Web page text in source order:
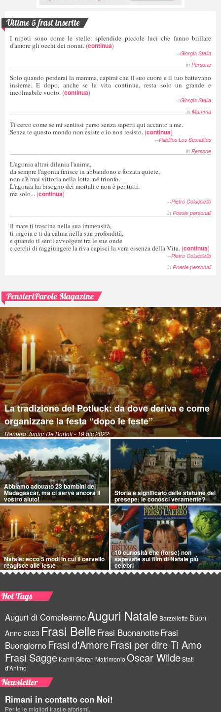
Ultime 5 frasi inserite
I nipoti sono come le stelle: splendide piccole luci che fanno brillare
d'amore gli occhi dei nonni. (continua)
--Giorgia Stella
in Persone
Solo quando perderai la mamma, capirai che il suo cuore e il tuo battevano
insieme. E dopo, anche se la vita continua, resta solo un grande e
incolmabile vuoto. (continua)
--Giorgia Stella
in Mamma
Ti cerco come se mi sentissi perso senza saperti qui accanto a me.
Senza te questo mondo non esiste e io non resisto. (continua)
--Pablitos Los Sconditos
in Persone
L'agonia altrui dilania l'anima,
da sempre l'agonia finisce in abbandono e forzata quiete,
non c'è mai vittoria nella lotta, né trionfo.
L'agonia ha bisogno dei mortali e non è per tutti,
ma solo... (continua)
--Pietro Colucciello
in Poesie personali
Il mare ti trascina nella sua immensità,
ti ingoia e ti da calma nella sua profondità,
e quando ti senti avvolgere tra le sue onde
e cerchi di raggiungere la riva capisci la vera essenza della Vita. (continua)
--Pietro Colucciello
in Poesie personali
PensieriParole Magazine
La tradizione del Potluck: da dove deriva e come
organizzare la festa “dopo le feste”
Raniero Junior De Bortoli- 19 dic 2022
Abbiamo adottato 23 bambini del
Madagascar, ma ci serve ancora il
vostro aiuto!
Storia e significato delle statuine del
presepe: le conosci veramente?
Natale: ecco 5 modi in cui il cervello
reagisce alle feste
10 curiosità che (forse) non
sapevate sui film di Natale più
celebri
Hot Tags
Auguri di CompleannoAuguri Natale Barzellette Buon
Anno 2023 Frasi BelleFrasi BuonanotteFrasi
BuongiornoFrasi d'AmoreFrasi per dire Ti Amo
Frasi Sagge Kahlil Gibran Matrimonio Oscar WildeStati
d'Animo
Newsletter
Rimani in contatto con Noi!
Per te le migliori frasi e aforismi.